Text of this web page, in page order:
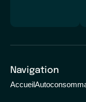
Navigation
Accueil